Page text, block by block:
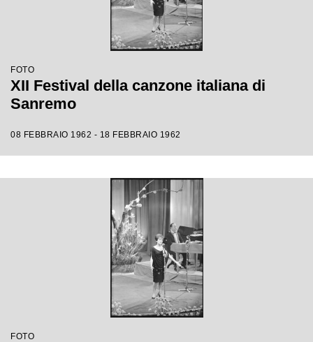
FOTO
XII Festival della canzone italiana di
Sanremo
08 FEBBRAIO 1962 - 18 FEBBRAIO 1962
FOTO